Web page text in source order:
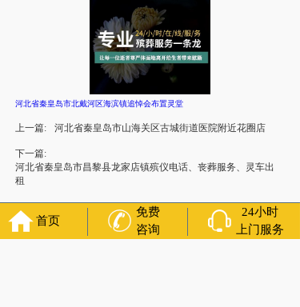
河北省秦皇岛市北戴河区海滨镇追悼会布置灵堂
上一篇: 河北省秦皇岛市山海关区古城街道医院附近花圈店
下一篇:
河北省秦皇岛市昌黎县龙家店镇殡仪电话、丧葬服务、灵车出
租
首页
免费
咨询
24小时
上门服务